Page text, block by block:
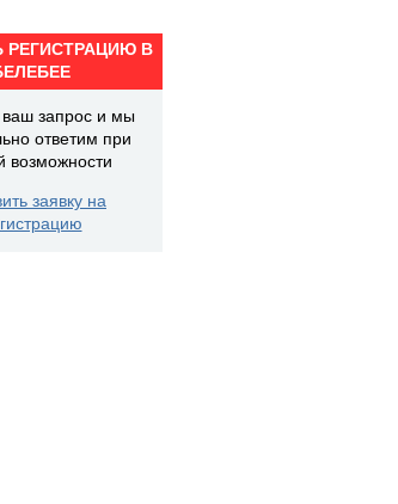
РЕГИСТРАЦИЮ В
ваш запрос и мы
ответим при
возможности
заявку на